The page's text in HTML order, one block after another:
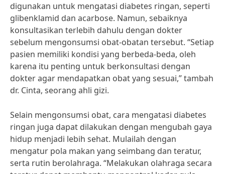
digunakan untuk mengatasi diabetes ringan, seperti
glibenklamid dan acarbose. Namun, sebaiknya
konsultasikan terlebih dahulu dengan dokter
sebelum mengonsumsi obat-obatan tersebut. “Setiap
pasien memiliki kondisi yang berbeda-beda, oleh
karena itu penting untuk berkonsultasi dengan
dokter agar mendapatkan obat yang sesuai,” tambah
dr. Cinta, seorang ahli gizi.
Selain mengonsumsi obat, cara mengatasi diabetes
ringan juga dapat dilakukan dengan mengubah gaya
hidup menjadi lebih sehat. Mulailah dengan
mengatur pola makan yang seimbang dan teratur,
serta rutin berolahraga. “Melakukan olahraga secara